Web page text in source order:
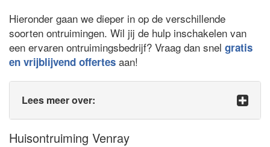
Hieronder gaan we dieper in op de verschillende
soorten ontruimingen. Wil jij de hulp inschakelen van
een ervaren ontruimingsbedrijf? Vraag dan snel gratis
en vrijblijvend offertes aan!
Lees meer over:
Huisontruiming Venray